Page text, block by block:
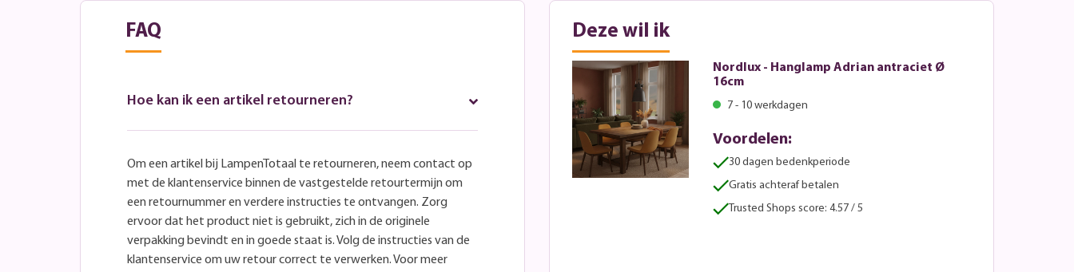
FAQ
Hoe kan ik een artikel retourneren?
Om een artikel bij LampenTotaal te retourneren, neem contact op
met de klantenservice binnen de vastgestelde retourtermijn om
een retournummer en verdere instructies te ontvangen. Zorg
ervoor dat het product niet is gebruikt, zich in de originele
verpakking bevindt en in goede staat is. Volg de instructies van de
klantenservice om uw retour correct te verwerken. Voor meer
Deze wil ik
Nordlux - Hanglamp Adrian antraciet Ø
16cm
7 - 10 werkdagen
Voordelen:
30 dagen bedenkperiode
Gratis achteraf betalen
Trusted Shops score: 4.57 / 5